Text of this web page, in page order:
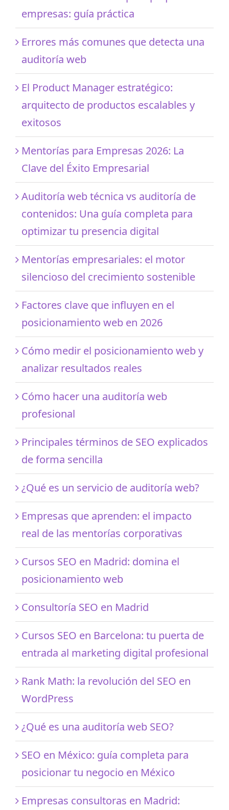
empresas: guía práctica
Errores más comunes que detecta una
auditoría web
El Product Manager estratégico:
arquitecto de productos escalables y
exitosos
Mentorías para Empresas 2026: La
Clave del Éxito Empresarial
Auditoría web técnica vs auditoría de
contenidos: Una guía completa para
optimizar tu presencia digital
Mentorías empresariales: el motor
silencioso del crecimiento sostenible
Factores clave que influyen en el
posicionamiento web en 2026
Cómo medir el posicionamiento web y
analizar resultados reales
Cómo hacer una auditoría web
profesional
Principales términos de SEO explicados
de forma sencilla
¿Qué es un servicio de auditoría web?
Empresas que aprenden: el impacto
real de las mentorías corporativas
Cursos SEO en Madrid: domina el
posicionamiento web
Consultoría SEO en Madrid
Cursos SEO en Barcelona: tu puerta de
entrada al marketing digital profesional
Rank Math: la revolución del SEO en
WordPress
¿Qué es una auditoría web SEO?
SEO en México: guía completa para
posicionar tu negocio en México
Empresas consultoras en Madrid: